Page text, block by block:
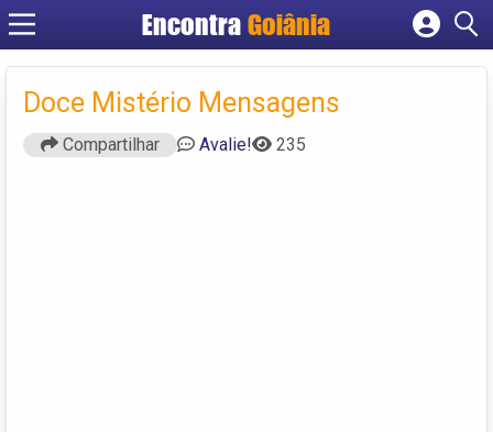
Encontra Goiânia
Cadastrar empresa
Criar conta
Doce Mistério Mensagens
Compartilhar Avalie! 235